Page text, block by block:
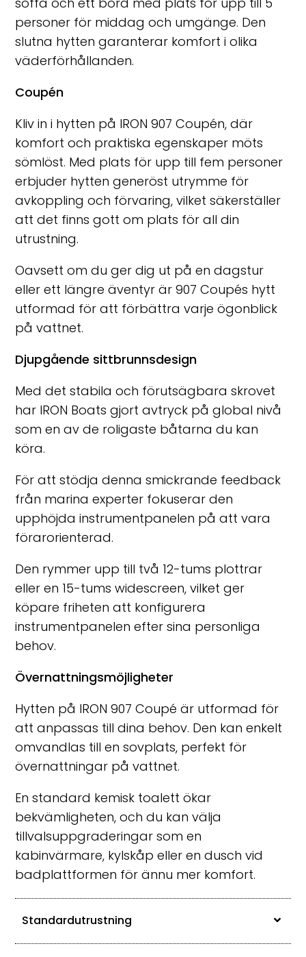
personer för middag och umgänge. Den
slutna hytten garanterar komfort i olika
väderförhållanden.
Coupén
Kliv in i hytten på IRON 907 Coupén, där
komfort och praktiska egenskaper möts
sömlöst. Med plats för upp till fem personer
erbjuder hytten generöst utrymme för
avkoppling och förvaring, vilket säkerställer
att det finns gott om plats för all din
utrustning.
Oavsett om du ger dig ut på en dagstur
eller ett längre äventyr är 907 Coupés hytt
utformad för att förbättra varje ögonblick
på vattnet.
Djupgående sittbrunnsdesign
Med det stabila och förutsägbara skrovet
har IRON Boats gjort avtryck på global nivå
som en av de roligaste båtarna du kan
köra.
För att stödja denna smickrande feedback
från marina experter fokuserar den
upphöjda instrumentpanelen på att vara
förarorienterad.
Den rymmer upp till två 12-tums plottrar
eller en 15-tums widescreen, vilket ger
köpare friheten att konfigurera
instrumentpanelen efter sina personliga
behov.
Övernattningsmöjligheter
Hytten på IRON 907 Coupé är utformad för
att anpassas till dina behov. Den kan enkelt
omvandlas till en sovplats, perfekt för
övernattningar på vattnet.
En standard kemisk toalett ökar
bekvämligheten, och du kan välja
tillvalsuppgraderingar som en
kabinvärmare, kylskåp eller en dusch vid
badplattformen för ännu mer komfort.
Standardutrustning